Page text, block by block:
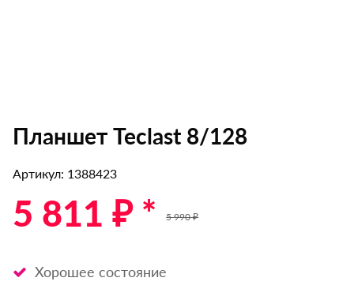
Планшет Teclast 8/128
Артикул: 1388423
5 811 ₽ * 5 990 ₽
Хорошее состояние